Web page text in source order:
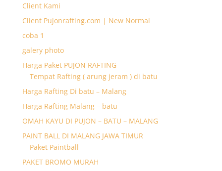
Client Kami
Client Pujonrafting.com | New Normal
coba 1
galery photo
Harga Paket PUJON RAFTING
Tempat Rafting ( arung jeram ) di batu
Harga Rafting Di batu – Malang
Harga Rafting Malang – batu
OMAH KAYU DI PUJON – BATU – MALANG
PAINT BALL DI MALANG JAWA TIMUR
Paket Paintball
PAKET BROMO MURAH